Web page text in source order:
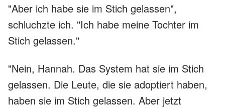
"Aber ich habe sie im Stich gelassen",
schluchzte ich. "Ich habe meine Tochter im
Stich gelassen."
"Nein, Hannah. Das System hat sie im Stich
gelassen. Die Leute, die sie adoptiert haben,
haben sie im Stich gelassen. Aber jetzt